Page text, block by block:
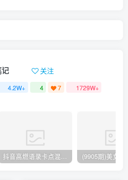
关注
4.2W+ 4 7 1729W+
抖音高燃语录卡点混剪视频制作教学，伙伴计划精选独家赛道，操作简单上手快，收益高